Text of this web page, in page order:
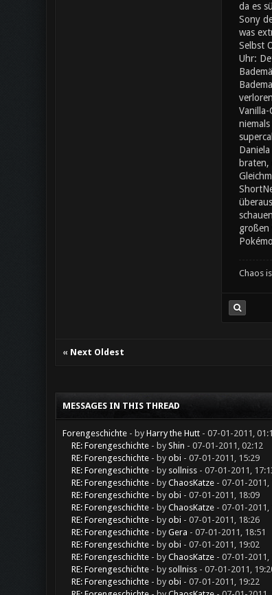
da es
Sony
was
Selbst
Uhr:
großen
Chaos
« Next Oldest
MESSAGES IN THIS THREAD
Forengeschichte - byHarry the Hutt- 07-01-2011,
RE: Forengeschichte - byShin - 07-01-2011, 02:12
RE: Forengeschichte - byobi- 07-01-2011, 15:29
RE: Forengeschichte - by sollniss- 07-01-2011,
RE: Forengeschichte - byChaosKatze- 07-01-2011,
RE: Forengeschichte - byobi- 07-01-2011, 18:09
RE: Forengeschichte - byChaosKatze- 07-01-2011,
RE: Forengeschichte - byobi- 07-01-2011, 18:26
RE: Forengeschichte - byGera - 07-01-2011, 18:51
RE: Forengeschichte - byobi- 07-01-2011, 19:02
RE: Forengeschichte - byChaosKatze- 07-01-2011,
RE: Forengeschichte - by sollniss- 07-01-2011,
RE: Forengeschichte - byobi- 07-01-2011, 19:22